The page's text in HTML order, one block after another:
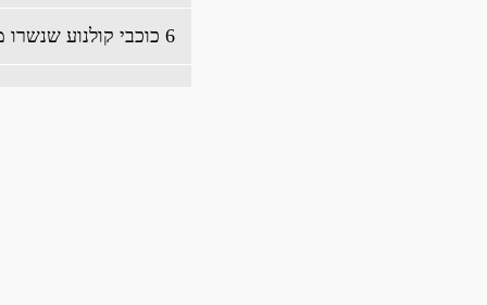
6 כוכבי קולנוע שנשרו מבית הספר